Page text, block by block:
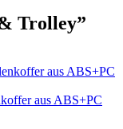
Trolley”
aus ABS+PC